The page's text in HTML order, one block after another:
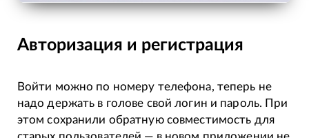
Авторизация и регистрация
Войти можно по номеру телефона, теперь не
надо держать в голове свой логин и пароль. При
этом сохранили обратную совместимость для